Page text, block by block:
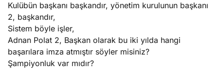
Kulübün başkanı başkandır, yönetim kurulunun başkanı
2, başkandır,
Sistem böyle işler,
Adnan Polat 2, Başkan olarak bu iki yılda hangi
başarılara imza atmıştır söyler misiniz?
Şampiyonluk var mıdır?